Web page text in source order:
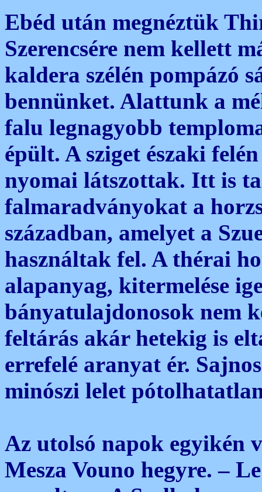
Ebéd után megnéztük
Szerencsére nem kellett
kaldera szélén pompázó
bennünket. Alattunk a
falu legnagyobb
épült. A sziget északi
nyomai látszottak. Itt is
falmaradványokat a
században, amelyet a
használtak fel. A thérai
alapanyag, kitermelése
bányatulajdonosok nem
feltárás akár hetekig is
errefelé aranyat ér.
minószi lelet
Az utolsó napok egyikén
Mesza Vouno hegyre. –